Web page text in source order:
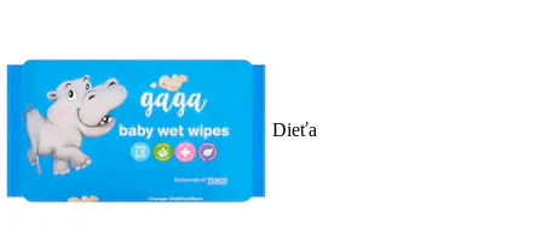
Dieťa